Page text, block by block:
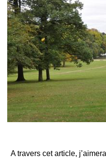
A travers cet article,